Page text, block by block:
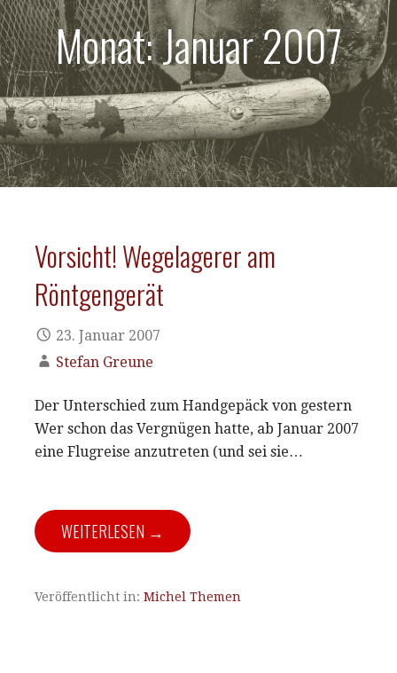
Monat: Januar 2007
Vorsicht! Wegelagerer am
Röntgengerät
23. Januar 2007
Stefan Greune
Der Unterschied zum Handgepäck von gestern
Wer schon das Vergnügen hatte, ab Januar 2007
eine Flugreise anzutreten (und sei sie…
WEITERLESEN →
Veröffentlicht in: Michel Themen